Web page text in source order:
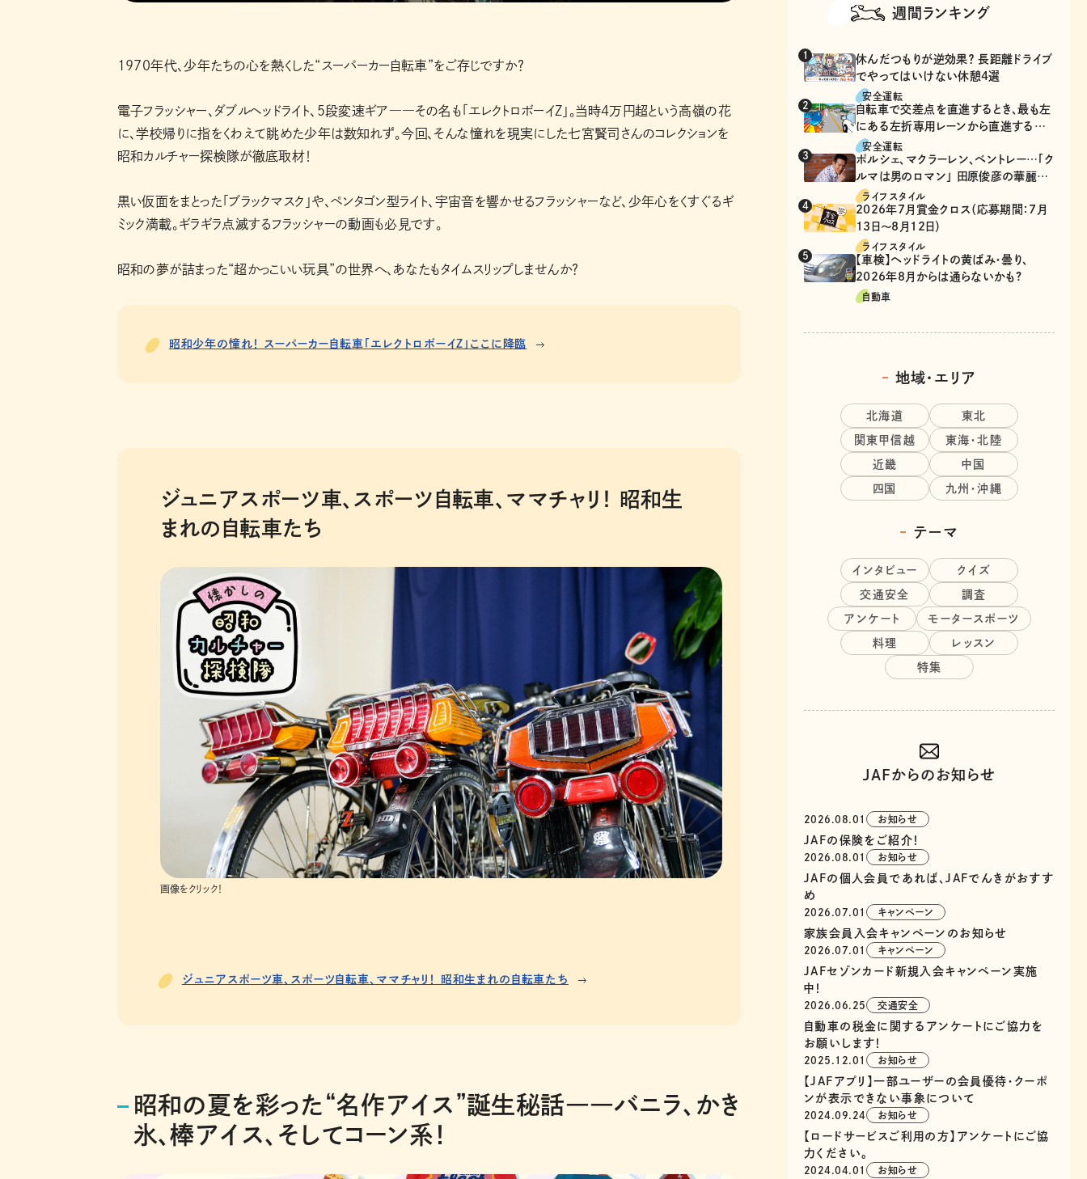
1970年代、少年たちの心を熱くした“スーパーカー自転車”をご存じですか？
電子フラッシャー、ダブルヘッドライト、5段変速ギア――その名も「エレクトロボーイZ」。当時4万円超という高嶺の花
に、学校帰りに指をくわえて眺めた少年は数知れず。今回、そんな憧れを現実にした七宮賢司さんのコレクションを
昭和カルチャー探検隊が徹底取材！
黒い仮面をまとった「ブラックマスク」や、ペンタゴン型ライト、宇宙音を響かせるフラッシャーなど、少年心をくすぐるギ
ミック満載。ギラギラ点滅するフラッシャーの動画も必見です。
昭和の夢が詰まった“超かっこいい玩具”の世界へ、あなたもタイムスリップしませんか？
昭和少年の憧れ！ スーパーカー自転車「エレクトロボーイZ」ここに降臨
ジュニアスポーツ車、スポーツ自転車、ママチャリ！ 昭和生
まれの自転車たち
画像をクリック！
ジュニアスポーツ車、スポーツ自転車、ママチャリ！ 昭和生まれの自転車たち
昭和の夏を彩った“名作アイス”誕生秘話――バニラ、かき
氷、棒アイス、そしてコーン系！
週間ランキング
休んだつもりが逆効果？ 長距離ドライブ
でやってはいけない休憩4選
安全運転
自転車で交差点を直進するとき、最も左
にある左折専用レーンから直進するの
は、違反？
安全運転
ポルシェ、マクラーレン、ベントレー…「ク
ルマは男のロマン」 田原俊彦の華麗な
る愛車遍歴
ライフスタイル
2026年7月賞金クロス（応募期間：7月
13日～8月12日）
ライフスタイル
【車検】ヘッドライトの黄ばみ・曇り、
2026年8月からは通らないかも?
自動車
地域・エリア
北海道 東北
関東甲信越 東海・北陸
近畿 中国
四国 九州・沖縄
テーマ
インタビュー クイズ
交通安全 調査
アンケート モータースポーツ
料理 レッスン
特集
JAFからのお知らせ
2026.08.01 お知らせ
JAFの保険をご紹介！
2026.08.01 お知らせ
JAFの個人会員であれば、JAFでんきがおすす
め
2026.07.01 キャンペーン
家族会員入会キャンペーンのお知らせ
2026.07.01 キャンペーン
JAFセゾンカード新規入会キャンペーン実施
中！
2026.06.25 交通安全
自動車の税金に関するアンケートにご協力を
お願いします！
2025.12.01 お知らせ
【JAFアプリ】一部ユーザーの会員優待・クーポ
ンが表示できない事象について
2024.09.24 お知らせ
【ロードサービスご利用の方】アンケートにご協
力ください。
2024.04.01 お知らせ